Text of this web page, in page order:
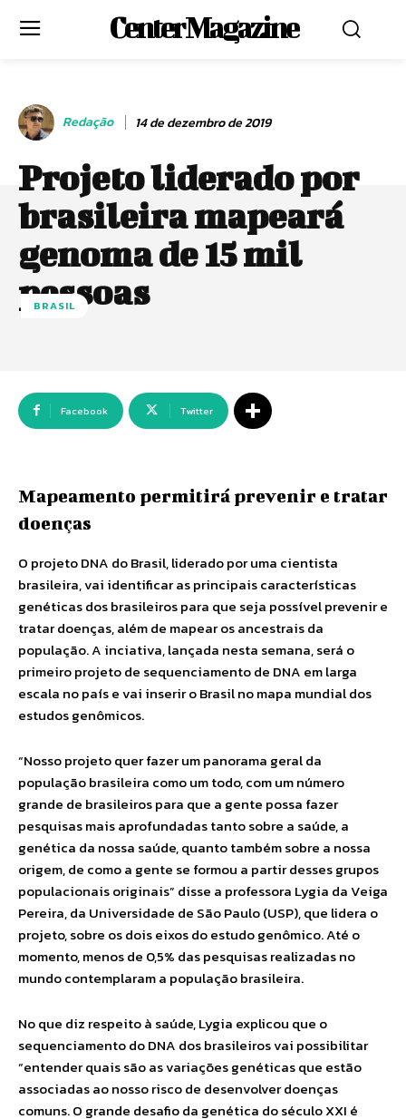
Center Magazine
Redação 14 de dezembro de 2019
Projeto liderado por
brasileira mapeará
genoma de 15 mil
pessoas
BRASIL
Facebook Twitter
Mapeamento permitirá prevenir e tratar
doenças
O projeto DNA do Brasil, liderado por uma cientista
brasileira, vai identificar as principais características
genéticas dos brasileiros para que seja possível prevenir e
tratar doenças, além de mapear os ancestrais da
população. A inciativa, lançada nesta semana, será o
primeiro projeto de sequenciamento de DNA em larga
escala no país e vai inserir o Brasil no mapa mundial dos
estudos genômicos.
“Nosso projeto quer fazer um panorama geral da
população brasileira como um todo, com um número
grande de brasileiros para que a gente possa fazer
pesquisas mais aprofundadas tanto sobre a saúde, a
genética da nossa saúde, quanto também sobre a nossa
origem, de como a gente se formou a partir desses grupos
populacionais originais” disse a professora Lygia da Veiga
Pereira, da Universidade de São Paulo (USP), que lidera o
projeto, sobre os dois eixos do estudo genômico. Até o
momento, menos de 0,5% das pesquisas realizadas no
mundo contemplaram a população brasileira.
No que diz respeito à saúde, Lygia explicou que o
sequenciamento do DNA dos brasileiros vai possibilitar
“entender quais são as variações genéticas que estão
associadas ao nosso risco de desenvolver doenças
comuns. O grande desafio da genética do século XXI é